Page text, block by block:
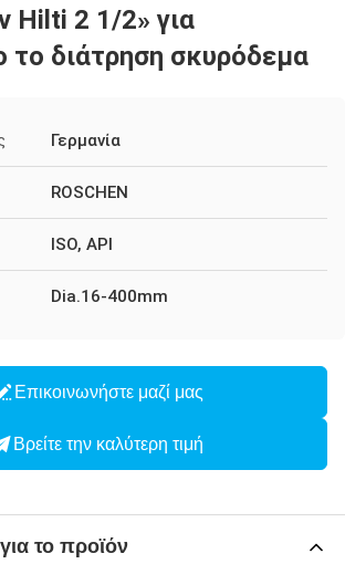
Hilti 2 1/2» για
το διάτρηση σκυρόδεμα
Γερμανία
ROSCHEN
ISO, API
Dia.16-400mm
Επικοινωνήστε μαζί μας
Βρείτε την καλύτερη τιμή
το προϊόν